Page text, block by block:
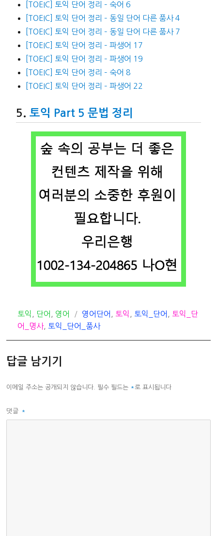
[TOEIC] 토익 단어 정리 – 숙어 6
[TOEIC] 토익 단어 정리 – 동일 단어 다른 품사 4
[TOEIC] 토익 단어 정리 – 동일 단어 다른 품사 7
[TOEIC] 토익 단어 정리 – 파생어 17
[TOEIC] 토익 단어 정리 – 파생어 19
[TOEIC] 토익 단어 정리 – 숙어 8
[TOEIC] 토익 단어 정리 – 파생어 22
토익 Part 5 문법 정리
카
테
토익 , 단어 , 영어
태
그
영어단어 , 토익 , 토익_단어 , 토익_단
어_명사, 토익_단어_품사
답글 남기기
이메일 주소는 공개되지 않습니다. 필수 필드는 *로 표시됩니다
댓글 *